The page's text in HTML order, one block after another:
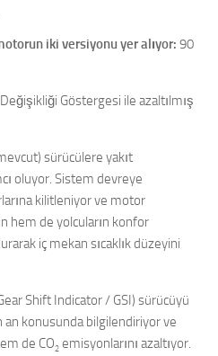
iki versiyonu yer alıyor: 90
Göstergesi ile azaltılmış
sürücülere yakıt
oluyor. Sistem devreye
kilitleniyor ve motor
hem de yolcuların konfor
iç mekan sıcaklık düzeyini
Shift Indicator / GSI) sürücüyü
konusunda bilgilendiriyor ve
de CO2 emisyonlarını azaltıyor.